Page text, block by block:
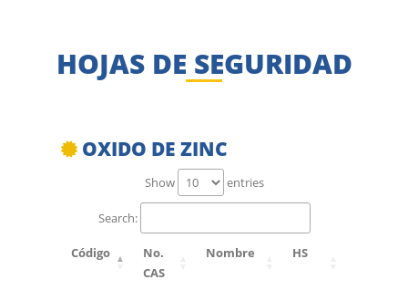
HOJAS DE SEGURIDAD
OXIDO DE ZINC
Show entries
Search:
Código
No.
CAS
Nombre HS